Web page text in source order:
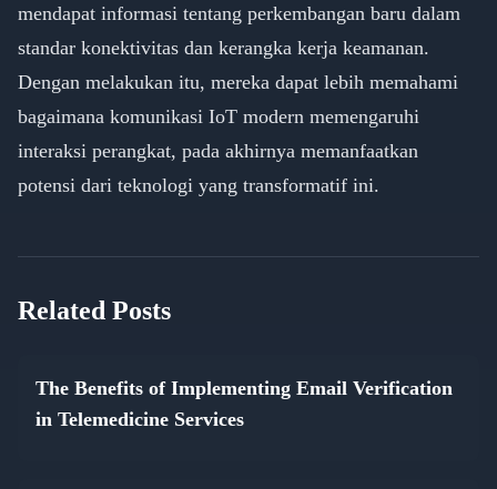
mendapat informasi tentang perkembangan baru dalam
standar konektivitas dan kerangka kerja keamanan.
Dengan melakukan itu, mereka dapat lebih memahami
bagaimana komunikasi IoT modern memengaruhi
interaksi perangkat, pada akhirnya memanfaatkan
potensi dari teknologi yang transformatif ini.
Related Posts
The Benefits of Implementing Email Verification
in Telemedicine Services